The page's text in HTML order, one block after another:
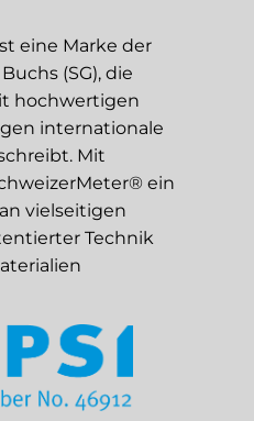
eine Marke der
(SG), die
hochwertigen
internationale
Mit
ein
vielseitigen
Technik